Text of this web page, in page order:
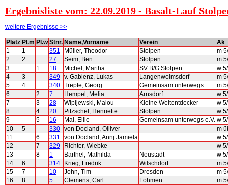
Ergebnisliste vom: 22.09.2019 - Basalt-Lauf
weitere Ergebnisse >>
Platz Pl.m Pl.w Stnr. Name,Vorname Verein
Ak
1
1 351 Müller, Theodor Stolpen
m
2
2 27 Seim, Ben Stolpen
m
3
1 18 Michel, Martha SV B/G Stolpen
w
4
3 349 v. Gablenz, Lukas Langenwolmsdorf
m
5
4 340 Trepte, Georg Gemeinsam unterwegs
m
6
2 7 Hempel, Melia Arnsdorf
w
7
3 28 Wipijewski, Malou Kleine Weltentdecker
w
8
4 20 Pitzschel, Henriette Stolpen
w
9
5 16 Mai, Ellie Gemeinsam unterwegs e.V. w
10
5 330 von Docland, Olliver
m
11
6 331 von Docland, Annj Jamiela
w
12
7 329 Richter, Wiebke
w
13
8 1 Barthel, Mathilda Neustadt
w
14
6 314 Krieg, Fredrik Wilschdorf
m
15
7 10 John, Tim Dresden
m
16
8 5 Clemens, Carl Lohmen
m